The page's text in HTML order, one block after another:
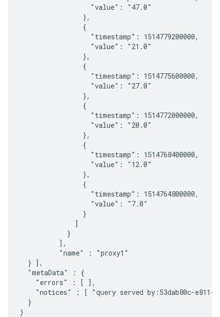
                  "value": "47.0"
                },
                {
                  "timestamp": 1514779200000,
                  "value": "21.0"
                },
                {
                  "timestamp": 1514775600000,
                  "value": "27.0"
                },
                {
                  "timestamp": 1514772000000,
                  "value": "20.0"
                },
                {
                  "timestamp": 1514768400000,
                  "value": "12.0"
                },
                {
                  "timestamp": 1514764800000,
                  "value": "7.0"
                }
              ]
            }
          ],
          "name" : "proxy1"
  } ],
  "metaData" : {
    "errors" : [ ],
"notices" : [ "query served by:53dab80c-
  }
}